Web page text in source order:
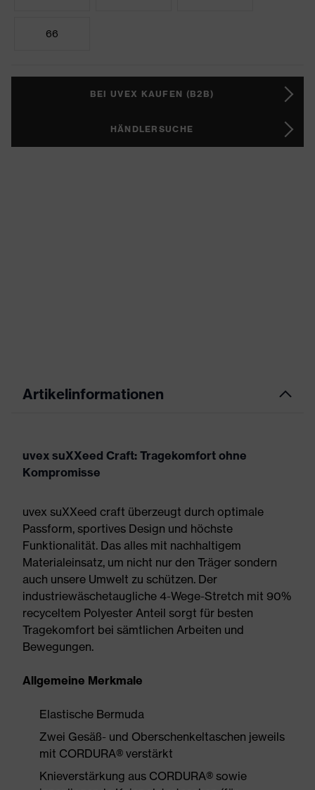
66
BEI UVEX KAUFEN (B2B)
HÄNDLERSUCHE
Artikelinformationen
uvex suXXeed Craft: Tragekomfort ohne
Kompromisse
uvex suXXeed craft überzeugt durch optimale
Passform, sportives Design und höchste
Funktionalität. Das alles mit nachhaltigem
Materialeinsatz, um nicht nur den Träger sondern
auch unsere Umwelt zu schützen. Der
industriewäschetaugliche 4-Wege-Stretch mit 90%
recyceltem Polyester Anteil sorgt für besten
Tragekomfort bei sämtlichen Arbeiten und
Bewegungen.
Allgemeine Merkmale
Elastische Bermuda
Zwei Gesäß- und Oberschenkeltaschen jeweils
mit CORDURA® verstärkt
Knieverstärkung aus CORDURA® sowie